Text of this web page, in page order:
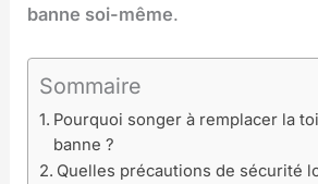
banne soi-même.
Sommaire
Pourquoi songer à remplacer la
banne ?
Quelles précautions de sécurité